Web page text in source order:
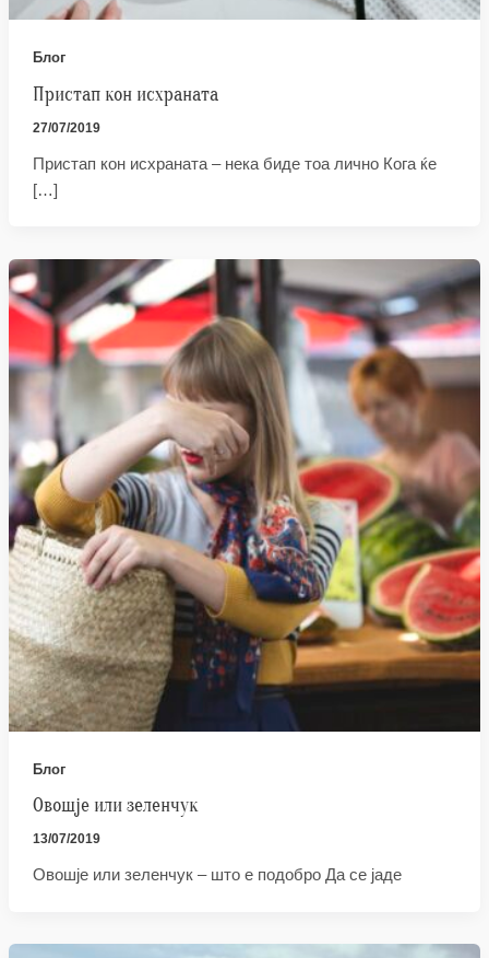
Блог
Пристап кон исхраната
27/07/2019
Пристап кон исхраната – нека биде тоа лично Кога ќе
[…]
Блог
Овошје или зеленчук
13/07/2019
Овошје или зеленчук – што е подобро Да се јаде